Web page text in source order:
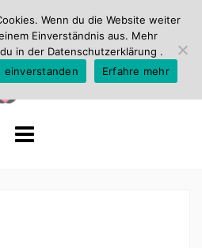
Wenn du die Website weiter
Einverständnis aus. Mehr
in der Datenschutzerklärung .
einverstanden Erfahre mehr